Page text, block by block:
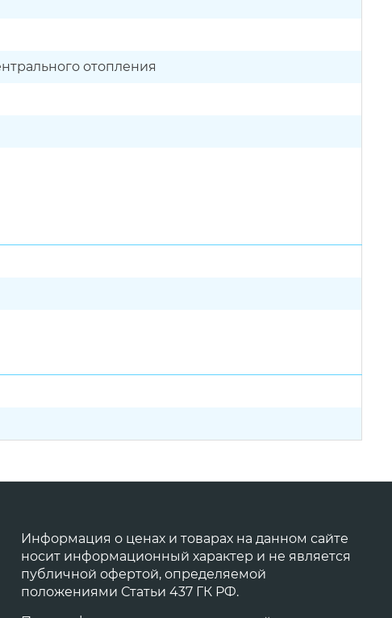
отопления
Информация о ценах и товарах на данном сайте
носит информационный характер и не является
публичной офертой, определяемой
положениями Статьи 437 ГК РФ.